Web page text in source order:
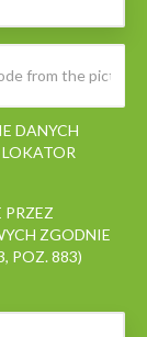
DANYCH
ZGODNIE
POZ. 883)